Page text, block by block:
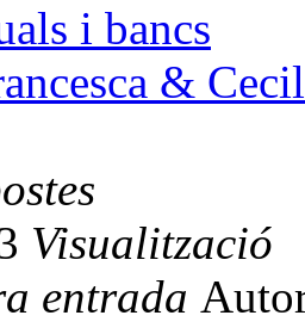
i bancs
&
Visualització
entrada